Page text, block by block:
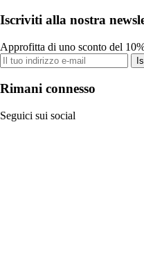
Iscriviti alla nostra
Approfitta di uno sconto del
Rimani connesso
Seguici sui social